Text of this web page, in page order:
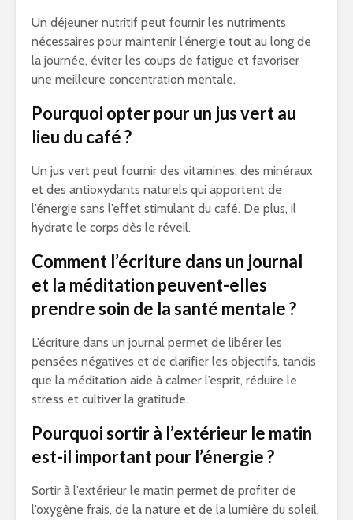
Un déjeuner nutritif peut fournir les nutriments
nécessaires pour maintenir l’énergie tout au long de
la journée, éviter les coups de fatigue et favoriser
une meilleure concentration mentale.
Pourquoi opter pour un jus vert au
lieu du café ?
Un jus vert peut fournir des vitamines, des minéraux
et des antioxydants naturels qui apportent de
l’énergie sans l’effet stimulant du café. De plus, il
hydrate le corps dès le réveil.
Comment l’écriture dans un journal
et la méditation peuvent-elles
prendre soin de la santé mentale ?
L’écriture dans un journal permet de libérer les
pensées négatives et de clarifier les objectifs, tandis
que la méditation aide à calmer l’esprit, réduire le
stress et cultiver la gratitude.
Pourquoi sortir à l’extérieur le matin
est-il important pour l’énergie ?
Sortir à l’extérieur le matin permet de profiter de
l’oxygène frais, de la nature et de la lumière du soleil,